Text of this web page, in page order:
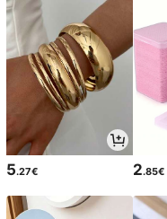
5.27€ 2.85€